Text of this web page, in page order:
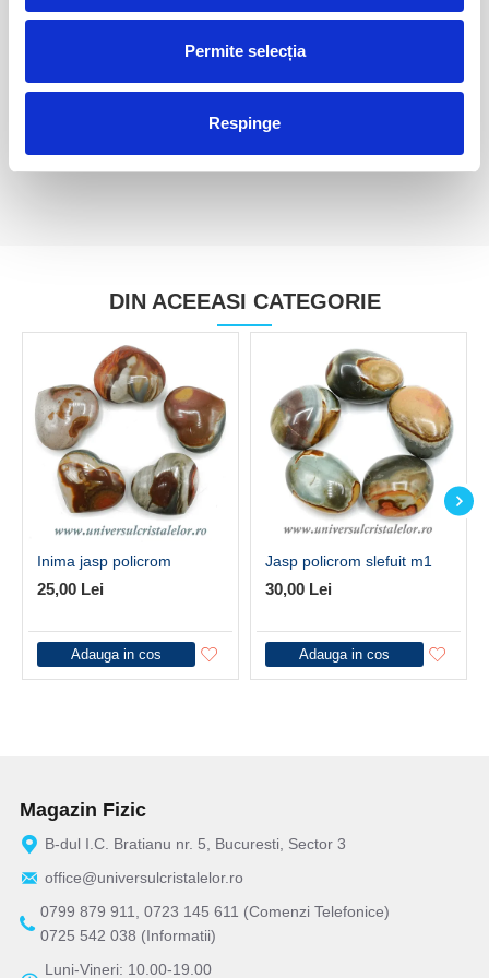
Permite selecția
Respinge
DIN ACEEASI CATEGORIE
Inima jasp policrom
25,00 Lei
Adauga in cos
Jasp policrom slefuit m1
30,00 Lei
Adauga in cos
Magazin Fizic
B-dul I.C. Bratianu nr. 5, Bucuresti, Sector 3
office@universulcristalelor.ro
0799 879 911, 0723 145 611 (Comenzi Telefonice)
0725 542 038 (Informatii)
Luni-Vineri: 10.00-19.00